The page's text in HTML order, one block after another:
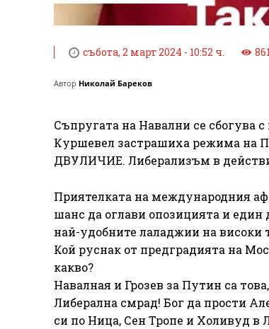
събота, 2 март 2024 - 10:52 ч. 861
Автор Николай Бареков
Съпругата на Навални се сбогува
Куршевел застрашиха режима на
ДВУЛИЧИЕ. Либерализъм в
Приятелката на международния
шанс да оглави опозицията и един
най-удобните лаладжии на високи
Кой руснак от предградията на
какво?
Навалная и Грозев за Путин са
Либерална смрад! Бог да прости
си по Ница, Сен Тропе и Холивуд в